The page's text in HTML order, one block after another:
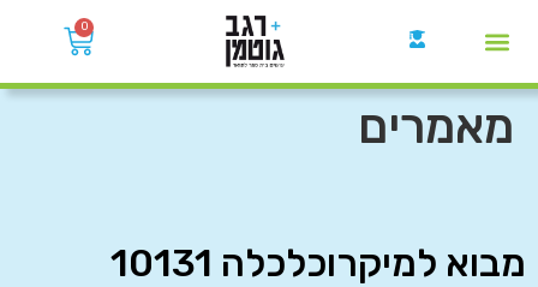
0
מאמרים
מבוא למיקרוכלכלה 10131